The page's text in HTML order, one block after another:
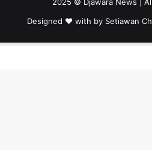
Designed ❤️ with by Setiawan